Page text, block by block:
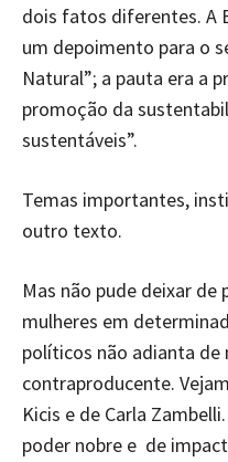
dois fatos diferentes. A
um depoimento para o
Natural”; a pauta era a
promoção da
sustentáveis”.
Temas importantes,
outro texto.
Mas não pude deixar de
mulheres em
políticos não adianta de
contraproducente.
Kicis e de Carla
poder nobre e de